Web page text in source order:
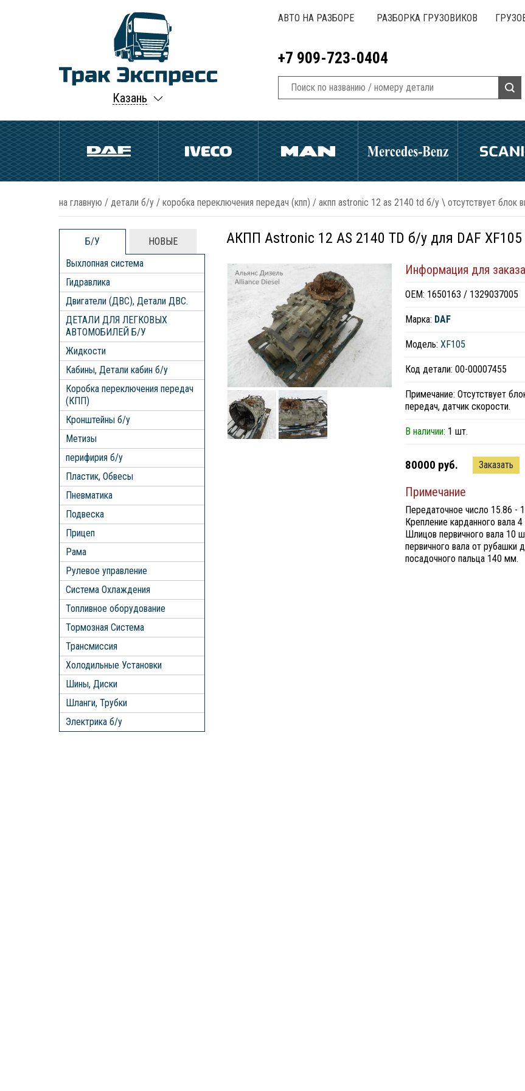
Казань
АВТО НА РАЗБОРЕ РАЗБОРКА ГРУЗОВИКОВ
+7 909-723-0404
на главную / детали б/у / коробка переключения передач (кпп) / акпп astronic 12 as 2140 td б/у \ отсутствует блок
Б/У
НОВЫЕ
Выхлопная система
Гидравлика
Двигатели (ДВС), Детали ДВС.
ДЕТАЛИ ДЛЯ ЛЕГКОВЫХ
АВТОМОБИЛЕЙ Б/У
Жидкости
Кабины, Детали кабин б/у
Коробка переключения передач
(КПП)
Кронштейны б/у
Метизы
перифирия б/у
Пластик, Обвесы
Пневматика
Подвеска
Прицеп
Рама
Рулевое управление
Система Охлаждения
Топливное оборудование
Тормозная Система
Трансмиссия
Холодильные Установки
Шины, Диски
Шланги, Трубки
Электрика б/у
АКПП Astronic 12 AS 2140 TD б/у для DAF XF105
Информация для заказа
ОЕМ: 1650163 / 1329037005
Марка: DAF
Модель: XF105
Код детали: 00-00007455
Примечание: Отсутствует
передач, датчик скорости.
В наличии: 1 шт.
80000 руб. Заказать
Примечание
Передаточное число 15.86 -
Крепление карданного вала 4
Шлицов первичного вала 10
первичного вала от рубашки
посадочного пальца 140 мм.